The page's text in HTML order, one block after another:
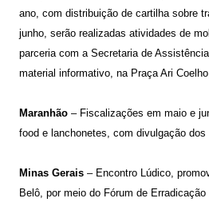
ano, com distribuição de cartilha sobre
junho, serão realizadas atividades de
parceria com a Secretaria de
material informativo, na Praça Ari
Maranhão – Fiscalizações em maio e
food e lanchonetes, com divulgação
Minas Gerais – Encontro Lúdico,
Belô, por meio do Fórum de